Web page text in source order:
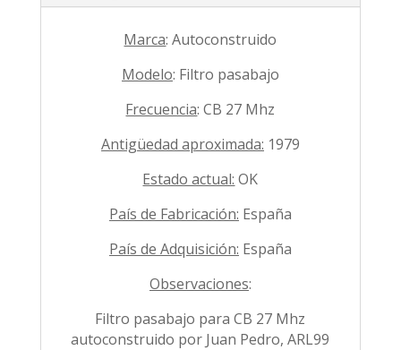
Marca: Autoconstruido
Modelo: Filtro pasabajo
Frecuencia: CB 27 Mhz
Antigüedad aproximada: 1979
Estado actual: OK
País de Fabricación: España
País de Adquisición: España
Observaciones:
Filtro pasabajo para CB 27 Mhz
autoconstruido por Juan Pedro, ARL99